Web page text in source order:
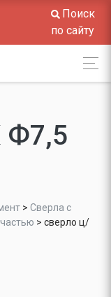
Поиск
по сайту
> Сверла с
> сверло ц/